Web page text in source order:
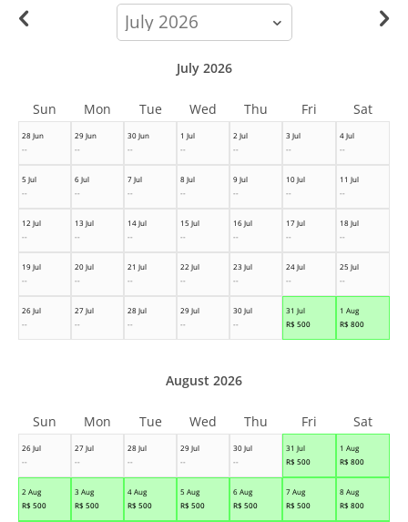
calendar-
month
28 Jun
--
29 Jun
--
30 Jun
--
1 Jul
--
2 Jul
--
3 Jul
--
4 Jul
--
5 Jul
--
6 Jul
--
7 Jul
--
8 Jul
--
9 Jul
--
10 Jul
--
11 Jul
--
12 Jul
--
13 Jul
--
14 Jul
--
15 Jul
--
16 Jul
--
17 Jul
--
18 Jul
--
19 Jul
--
20 Jul
--
21 Jul
--
22 Jul
--
23 Jul
--
24 Jul
--
25 Jul
--
26 Jul
--
27 Jul
--
28 Jul
--
29 Jul
--
30 Jul
--
31 Jul
R$ 500
1 Aug
R$ 800
July 2026
Sun Mon Tue Wed Thu Fri Sat
26 Jul
--
27 Jul
--
28 Jul
--
29 Jul
--
30 Jul
--
31 Jul
R$ 500
1 Aug
R$ 800
2 Aug
R$ 500
3 Aug
R$ 500
4 Aug
R$ 500
5 Aug
R$ 500
6 Aug
R$ 500
7 Aug
R$ 500
8 Aug
R$ 800
August 2026
Sun Mon Tue Wed Thu Fri Sat